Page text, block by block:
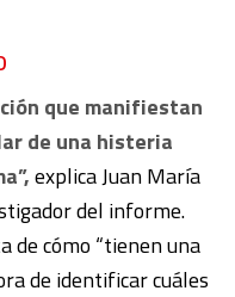
que manifiestan
de una histeria
explica Juan María
del informe.
de cómo “tienen una
de identificar cuáles